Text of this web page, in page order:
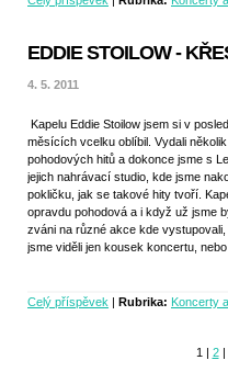
EDDIE STOILOW -
4. 5. 2011
Kapelu Eddie Stoilow jsem si v
měsících vcelku oblíbil. Vydali několik
pohodových hitů a dokonce jsme s
jejich nahrávací studio, kde jsme
pokličku, jak se takové hity tvoří.
opravdu pohodová a i když už jsme
zváni na různé akce kde
jsme viděli jen kousek koncertu, nebo
Celý příspěvek | Rubrika: Koncerty
1 | 2 |